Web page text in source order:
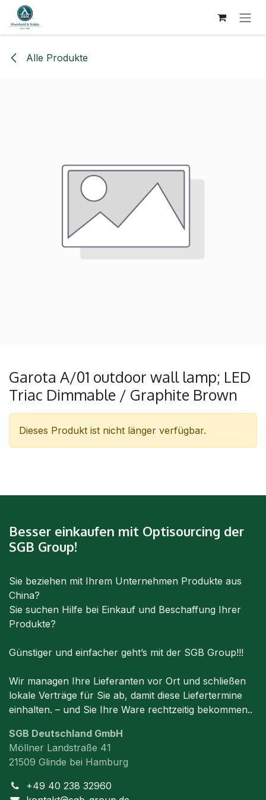
ZUM INHALT SPRINGEN
Alle Produkte
Garota A/01 outdoor wall lamp; LED
Triac Dimmable / Graphite Brown
Dieses Produkt ist nicht länger verfügbar.
Besser einkaufen mit Optisourcing der
SGB Group!
Sie beziehen mit Ihrem Unternehmen Produkte aus
China?
Sie suchen Hilfe bei Einkauf und Beschaffung Ihrer
Produkte?
Günstiger und einfacher geht’s mit der SGB Group!!!
Wir managen Ihre Lieferanten vor Ort und schließen
lokale Verträge für Sie ab, damit diese Liefertermine
einhalten. – und Sie Ihre Ware rechtzeitig bekommen..
SGB Deutschland GmbH
Möllner Landstraße 41
21509 Glinde bei Hamburg
+49 40 238 32960